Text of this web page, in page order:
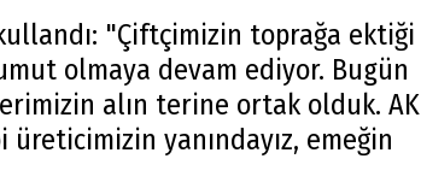
"Çiftçimizin toprağa ektiği
olmaya devam ediyor. Bugün
alın terine ortak olduk. AK
yanındayız, emeğin